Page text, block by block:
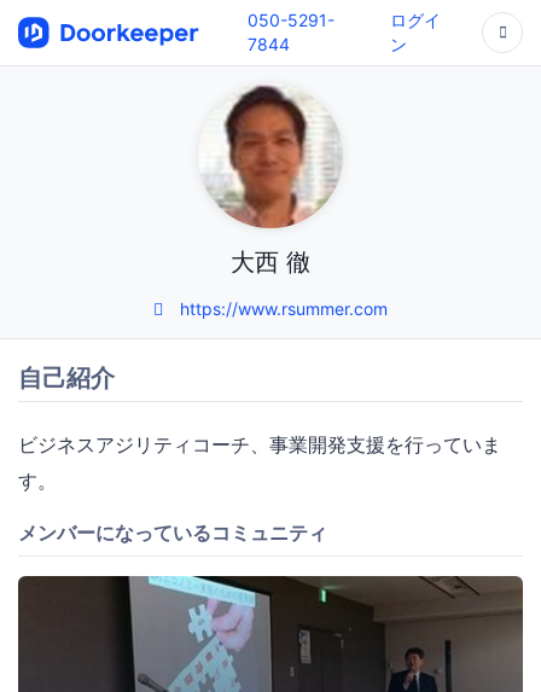
050-5291-
7844
ログイ
ン
大西 徹
https://www.rsummer.com
自己紹介
ビジネスアジリティコーチ、事業開発支援を行っていま
す。
メンバーになっているコミュニティ